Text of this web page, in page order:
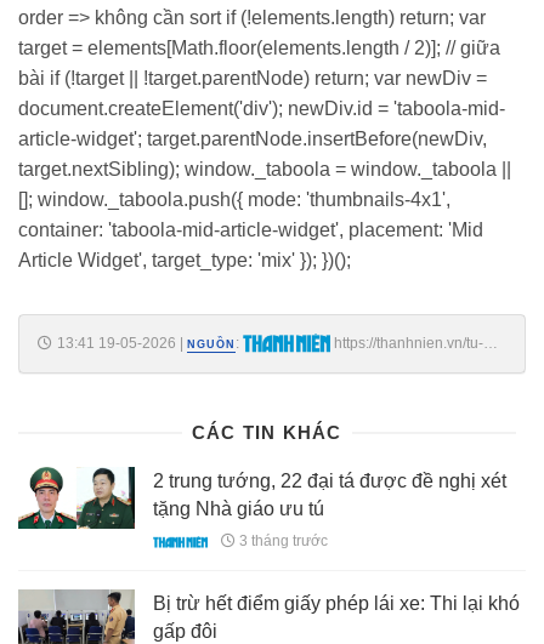
order => không cần sort if (!elements.length) return; var
target = elements[Math.floor(elements.length / 2)]; // giữa
bài if (!target || !target.parentNode) return; var newDiv =
document.createElement('div'); newDiv.id = 'taboola-mid-
article-widget'; target.parentNode.insertBefore(newDiv,
target.nextSibling); window._taboola = window._taboola ||
[]; window._taboola.push({ mode: 'thumbnails-4x1',
container: 'taboola-mid-article-widget', placement: 'Mid
Article Widget', target_type: 'mix' }); })();
13:41 19-05-2026 | NGUỒN :
https://thanhnien.vn/tu-
CÁC TIN KHÁC
2 trung tướng, 22 đại tá được đề nghị xét
tặng Nhà giáo ưu tú
3 tháng trước
Bị trừ hết điểm giấy phép lái xe: Thi lại khó
gấp đôi